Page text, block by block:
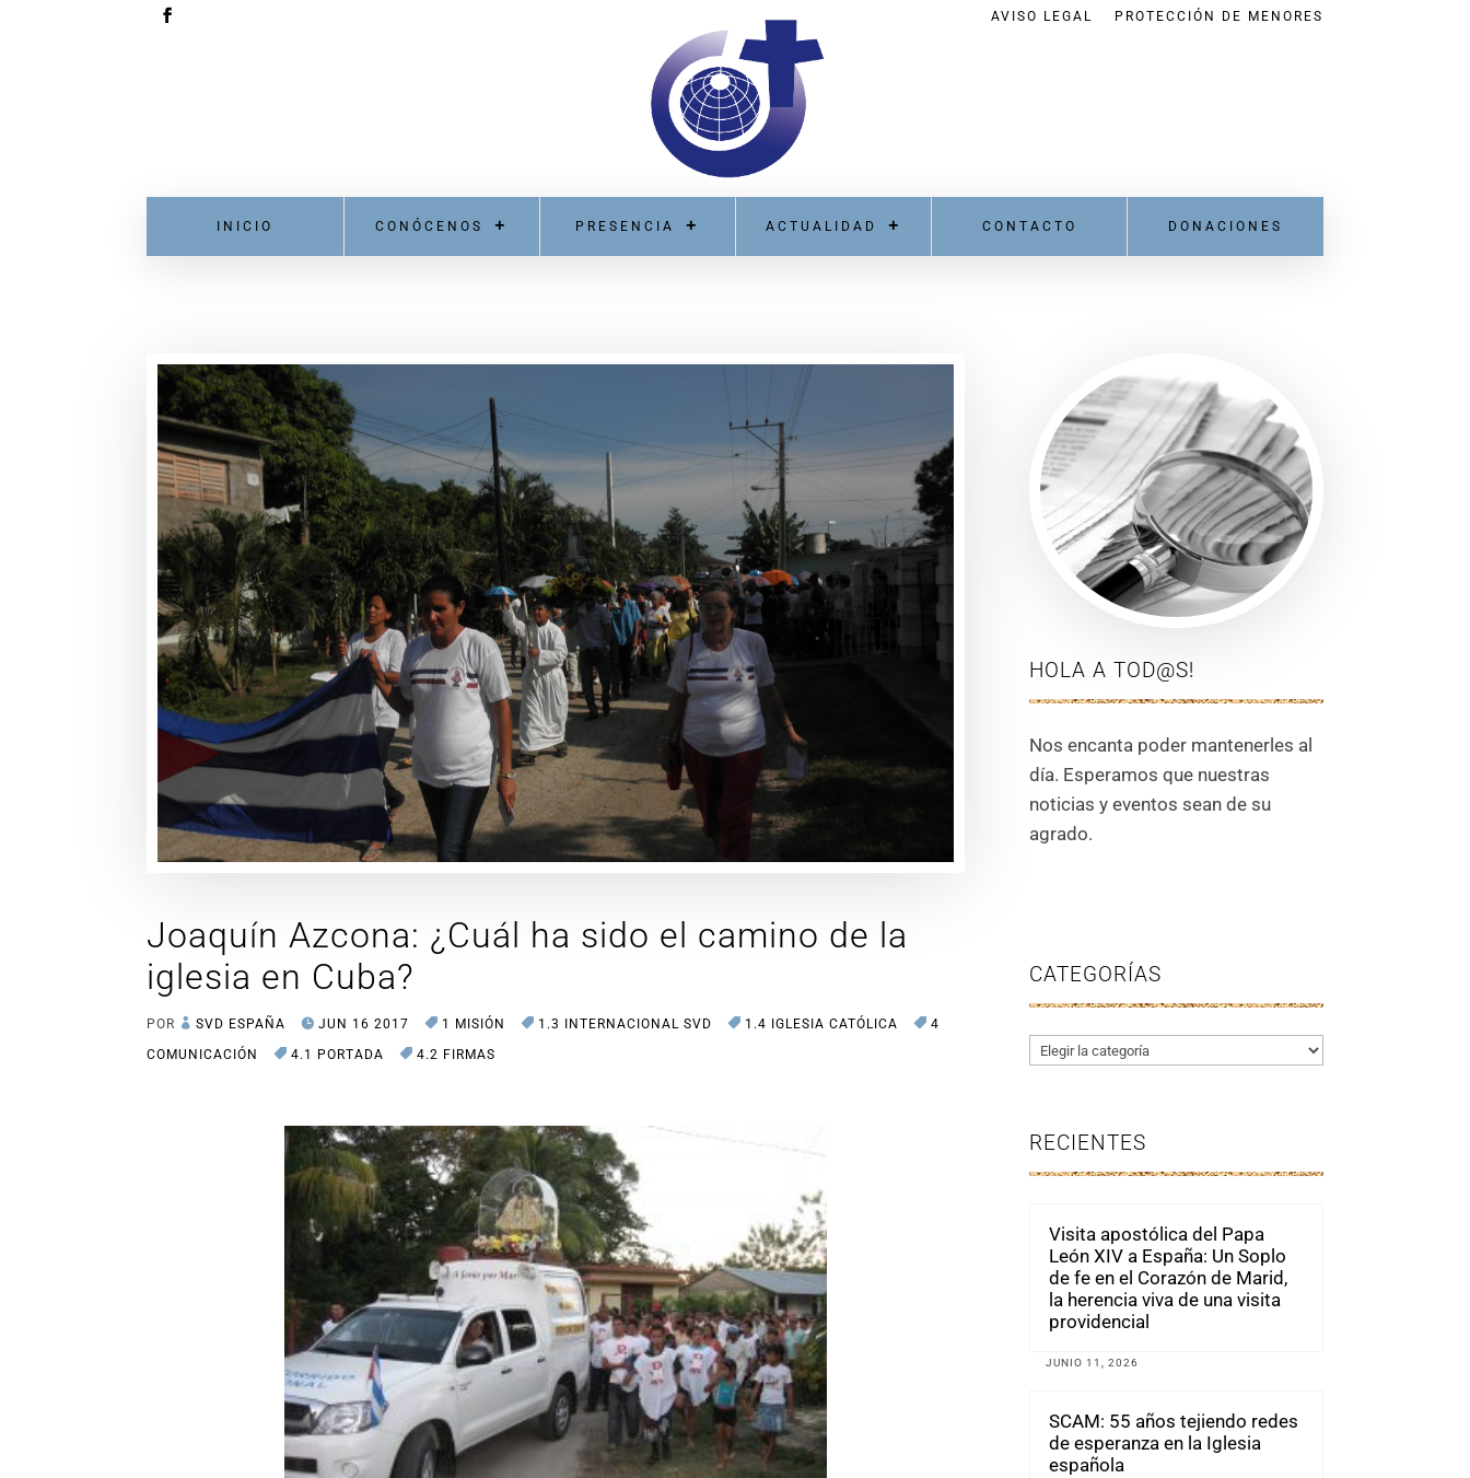
AVISO LEGAL PROTECCIÓN DE MENORES
INICIO CONÓCENOS PRESENCIA ACTUALIDAD CONTACTO DONACIONES
Joaquín Azcona: ¿Cuál ha sido el camino de la
iglesia en Cuba?
POR SVD ESPAÑA JUN 16 2017 1 MISIÓN 1.3 INTERNACIONAL SVD 1.4 IGLESIA CATÓLICA
4
COMUNICACIÓN
4.1 PORTADA 4.2 FIRMAS
HOLA A TOD@S!
Nos encanta poder mantenerles al
día. Esperamos que nuestras
noticias y eventos sean de su
agrado.
CATEGORÍAS
Categorías
RECIENTES
Visita apostólica del Papa
León XIV a España: Un Soplo
de fe en el Corazón de Marid,
la herencia viva de una visita
providencial
JUNIO 11, 2026
SCAM: 55 años tejiendo redes
de esperanza en la Iglesia
española